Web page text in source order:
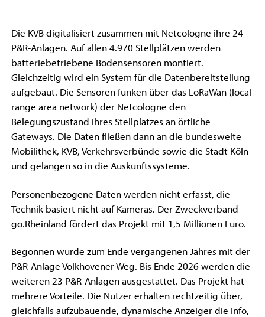
Die KVB digitalisiert zusammen mit Netcologne ihre 24
P&R-Anlagen. Auf allen 4.970 Stellplätzen werden
batteriebetriebene Bodensensoren montiert.
Gleichzeitig wird ein System für die Datenbereitstellung
aufgebaut. Die Sensoren funken über das LoRaWan (local
range area network) der Netcologne den
Belegungszustand ihres Stellplatzes an örtliche
Gateways. Die Daten fließen dann an die bundesweite
Mobilithek, KVB, Verkehrsverbünde sowie die Stadt Köln
und gelangen so in die Auskunftssysteme.
Personenbezogene Daten werden nicht erfasst, die
Technik basiert nicht auf Kameras. Der Zweckverband
go.Rheinland fördert das Projekt mit 1,5 Millionen Euro.
Begonnen wurde zum Ende vergangenen Jahres mit der
P&R-Anlage Volkhovener Weg. Bis Ende 2026 werden die
weiteren 23 P&R-Anlagen ausgestattet. Das Projekt hat
mehrere Vorteile. Die Nutzer erhalten rechtzeitig über,
gleichfalls aufzubauende, dynamische Anzeiger die Info,